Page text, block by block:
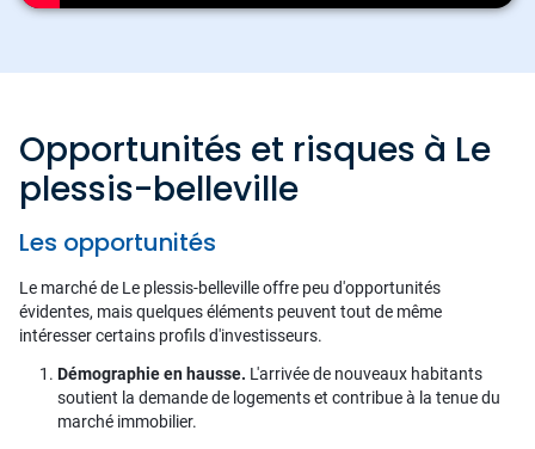
Opportunités et risques à Le
plessis-belleville
Les opportunités
Le marché de Le plessis-belleville offre peu d'opportunités
évidentes, mais quelques éléments peuvent tout de même
intéresser certains profils d'investisseurs.
Démographie en hausse. L'arrivée de nouveaux habitants
soutient la demande de logements et contribue à la tenue du
marché immobilier.